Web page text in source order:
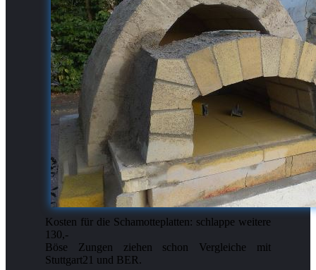
Kosten für die Schamotteplatten: schlappe weitere
130,-
Böse Zungen ziehen schon Vergleiche mit
Stuttgart21 und BER.